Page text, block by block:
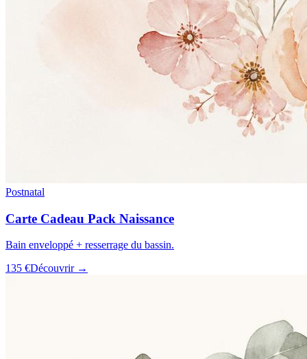
Postnatal
Carte Cadeau Pack Naissance
Bain enveloppé + resserrage du bassin.
135 €Découvrir →